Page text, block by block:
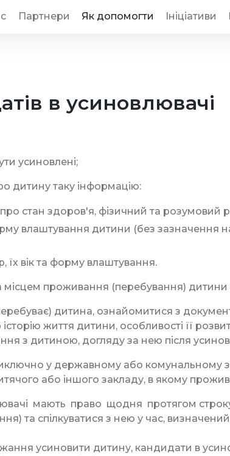
Партнери Як допомогти Ініціативи
в усиновлювачі
усиновлені;
дитину таку інформацію:
про стан здоров'я, фізичний та розумовий
влаштування дитини (без зазначення
їх вік та форму влаштування.
проживання (перебування) дитини
дитина, ознайомитися з
життя дитини, особливості її
з дитиною, догляду за нею після
у державному або комунальному
або іншого закладу, в якому
мають право щодня протягом строку
та спілкуватися з нею у час,
усиновити дитину, кандидати в